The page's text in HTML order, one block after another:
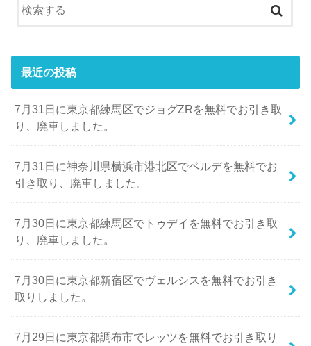
最近の投稿
7月31日に東京都練馬区でジョグZRを無料でお引き取
り、廃車しました。
7月31日に神奈川県横浜市港北区でベルデを無料でお
引き取り、廃車しました。
7月30日に東京都練馬区でトゥデイを無料でお引き取
り、廃車しました。
7月30日に東京都新宿区でヴェルシスを無料でお引き
取りしました。
7月29日に東京都調布市でレッツを無料でお引き取り